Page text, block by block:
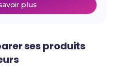
plus
ses produits